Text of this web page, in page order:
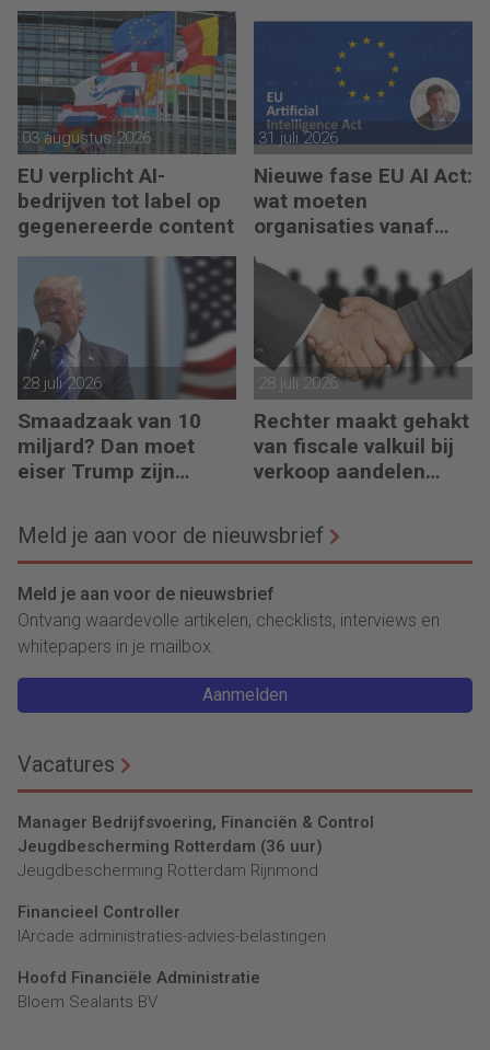
03 augustus 2026
EU verplicht AI-
bedrijven tot label op
gegenereerde content
31 juli 2026
Nieuwe fase EU AI Act:
wat moeten
organisaties vanaf
augustus 2026
regelen?
28 juli 2026
Smaadzaak van 10
miljard? Dan moet
eiser Trump zijn
28 juli 2026
Rechter maakt gehakt
van fiscale valkuil bij
verkoop aandelen
Meld je aan voor de nieuwsbrief
Meld je aan voor de nieuwsbrief
Ontvang waardevolle artikelen, checklists, interviews en
whitepapers in je mailbox.
Aanmelden
Vacatures
Manager Bedrijfsvoering, Financiën & Control
Jeugdbescherming Rotterdam (36 uur)
Jeugdbescherming Rotterdam Rijnmond
Financieel Controller
lArcade administraties-advies-belastingen
Hoofd Financiële Administratie
Bloem Sealants BV